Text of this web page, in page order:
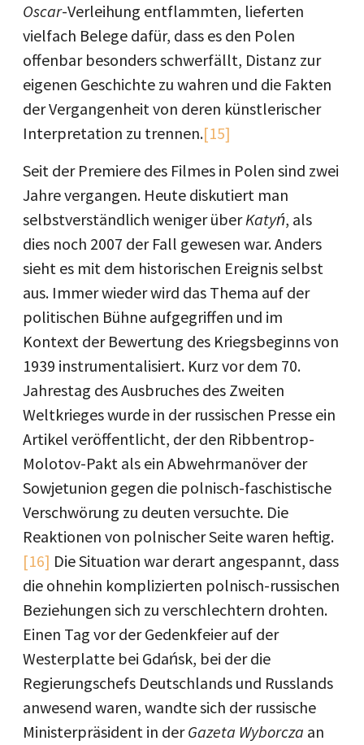
Oscar-Verleihung entflammten, lieferten
vielfach Belege dafür, dass es den Polen
offenbar besonders schwerfällt, Distanz zur
eigenen Geschichte zu wahren und die Fakten
der Vergangenheit von deren künstlerischer
Interpretation zu trennen.[15]
Seit der Premiere des Filmes in Polen sind zwei
Jahre vergangen. Heute diskutiert man
selbstverständlich weniger überKatyń, als
dies noch 2007 der Fall gewesen war. Anders
sieht es mit dem historischen Ereignis selbst
aus. Immer wieder wird das Thema auf der
politischen Bühne aufgegriffen und im
Kontext der Bewertung des Kriegsbeginns von
1939 instrumentalisiert. Kurz vor dem 70.
Jahrestag des Ausbruches des Zweiten
Weltkrieges wurde in der russischen Presse ein
Artikel veröffentlicht, der den Ribbentrop-
Molotov-Pakt als ein Abwehrmanöver der
Sowjetunion gegen die polnisch-faschistische
Verschwörung zu deuten versuchte. Die
Reaktionen von polnischer Seite waren heftig.
[16] Die Situation war derart angespannt, dass
die ohnehin komplizierten polnisch-russischen
Beziehungen sich zu verschlechtern drohten.
Einen Tag vor der Gedenkfeier auf der
Westerplatte bei Gdańsk, bei der die
Regierungschefs Deutschlands und Russlands
anwesend waren, wandte sich der russische
Ministerpräsident in derGazeta Wyborcza an